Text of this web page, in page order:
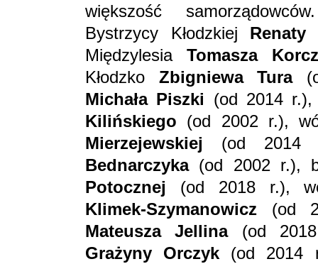
większość
Bystrzycy Kłodzkiej Renaty
Międzylesia Tomasza
Kłodzko Zbigniewa Tura
Michała Piszki (od 2014
Kilińskiego (od 2002 r.),
Mierzejewskiej (od 2014
Bednarczyka(od 2002 r.),
Potocznej (od 2018 r.),
Klimek-Szymanowicz (od
Mateusza Jellina(od 2018
Grażyny Orczyk (od 2014